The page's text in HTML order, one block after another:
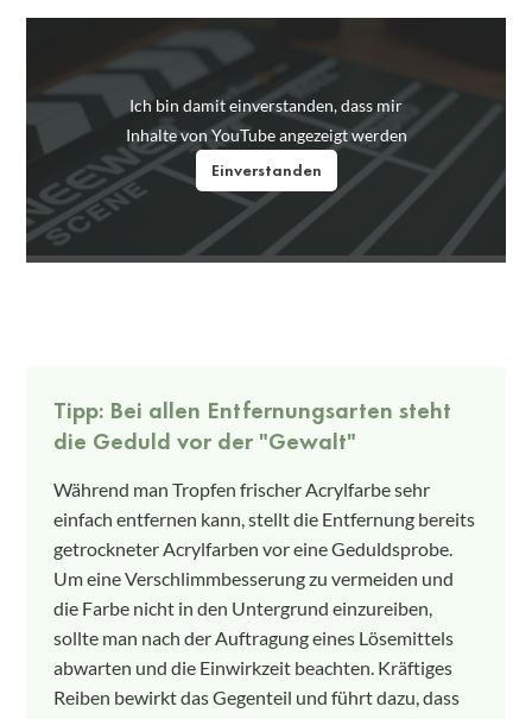
Ich bin damit einverstanden, dass mir
Inhalte von YouTube angezeigt werden
Einverstanden
Tipp: Bei allen Entfernungsarten steht
die Geduld vor der "Gewalt"
Während man Tropfen frischer Acrylfarbe sehr
einfach entfernen kann, stellt die Entfernung bereits
getrockneter Acrylfarben vor eine Geduldsprobe.
Um eine Verschlimmbesserung zu vermeiden und
die Farbe nicht in den Untergrund einzureiben,
sollte man nach der Auftragung eines Lösemittels
abwarten und die Einwirkzeit beachten. Kräftiges
Reiben bewirkt das Gegenteil und führt dazu, dass